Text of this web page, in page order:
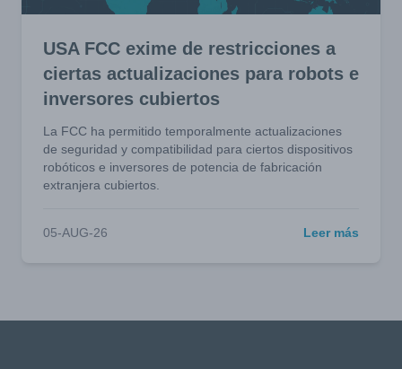
USA FCC exime de restricciones a
ciertas actualizaciones para robots e
inversores cubiertos
La FCC ha permitido temporalmente actualizaciones
de seguridad y compatibilidad para ciertos dispositivos
robóticos e inversores de potencia de fabricación
extranjera cubiertos.
05-AUG-26 Leer más